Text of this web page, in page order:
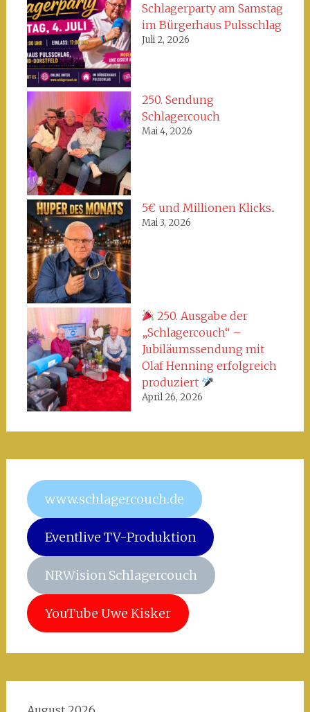
Schlagerparty am Samstag
im Bürgerhaus Pulsschlag
Juli 2, 2026
250. Sendung
Schlagercouch
Mai 4, 2026
5€ und Millionen Klicks..
Mai 3, 2026
250. Ausgabe der
„Schlagercouch“ –
Jubiläumssendung mit
Olaf Henning erfolgreich
produziert
April 26, 2026
www.schlagercouch.de
Eventlive TV-Produktion
NRWision Schlagercouch
YouTube Uwe Kisker